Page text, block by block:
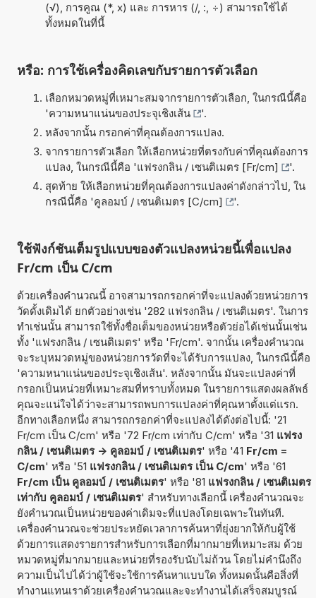
(√), การคูณ (*, x) และ การหาร (/, :, ÷) สามารถใช้ได้
ทั้งหมดในที่นี้
หรือ: การใช้เครื่องคิดเลขกับรายการตัวเลือก
เลือกหมวดหมู่ที่เหมาะสมจากรายการตัวเลือก, ในกรณีนี้คือ
'ความหนาแน่นของประจุเชิงเส้น
'.
หลังจากนั้น กรอกค่าที่คุณต้องการแปลง.
จากรายการตัวเลือก ให้เลือกหน่วยที่ตรงกับค่าที่คุณต้องการ
แปลง, ในกรณีนี้คือ 'แฟรงกลิน / เซนติเมตร [Fr/cm]
'.
สุดท้าย ให้เลือกหน่วยที่คุณต้องการแปลงค่าดังกล่าวไป, ใน
กรณีนี้คือ 'คูลอมบ์ / เซนติเมตร [C/cm] '.
ใช้ฟังก์ชันเต็มรูปแบบของตัวแปลงหน่วยนี้เพื่อแปลง
Fr/cm เป็น C/cm
ด้วยเครื่องคำนวณนี้ อาจสามารถกรอกค่าที่จะแปลงด้วยหน่วยการ
วัดดั้งเดิมได้ ยกตัวอย่างเช่น '282 แฟรงกลิน / เซนติเมตร'. ในการ
ทำเช่นนั้น สามารถใช้ทั้งชื่อเต็มของหน่วยหรือตัวย่อได้เช่นนั้นเช่น
ทั้ง 'แฟรงกลิน / เซนติเมตร' หรือ 'Fr/cm'. จากนั้น เครื่องคำนวณ
จะระบุหมวดหมู่ของหน่วยการวัดที่จะได้รับการแปลง, ในกรณีนี้คือ
'ความหนาแน่นของประจุเชิงเส้น'. หลังจากนั้น มันจะแปลงค่าที่
กรอกเป็นหน่วยที่เหมาะสมที่ทราบทั้งหมด ในรายการแสดงผลลัพธ์
คุณจะแน่ใจได้ว่าจะสามารถพบการแปลงค่าที่คุณหาตั้งแต่แรก.
อีกทางเลือกหนึ่ง สามารถกรอกค่าที่จะแปลงได้ดังต่อไปนี้: '21
Fr/cm เป็น C/cm' หรือ '72 Fr/cm เท่ากับ C/cm' หรือ '31 แฟรง
กลิน / เซนติเมตร -> คูลอมบ์ / เซนติเมตร' หรือ '41 Fr/cm =
C/cm' หรือ '51 แฟรงกลิน / เซนติเมตร เป็น C/cm' หรือ '61
Fr/cm เป็น คูลอมบ์ / เซนติเมตร' หรือ '81 แฟรงกลิน / เซนติเมตร
เท่ากับ คูลอมบ์ / เซนติเมตร' สำหรับทางเลือกนี้ เครื่องคำนวณจะ
ยังคำนวณเป็นหน่วยของค่าเดิมจะที่แปลงโดยเฉพาะในทันที.
เครื่องคำนวณจะช่วยประหยัดเวลาการค้นหาที่ยุ่งยากให้กับผู้ใช้
ด้วยการแสดงรายการสำหรับการเลือกที่มากมายที่เหมาะสม ด้วย
หมวดหมู่ที่มากมายและหน่วยที่รองรับนับไม่ถ้วน โดยไม่คำนึงถึง
ความเป็นไปได้ว่าผู้ใช้จะใช้การค้นหาแบบใด ทั้งหมดนั้นคือสิ่งที่
ทำงานแทนเราด้วยเครื่องคำนวณและจะทำงานได้เสร็จสมบูรณ์